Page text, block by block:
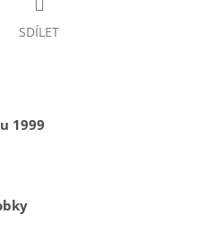
SDÍLET
1999